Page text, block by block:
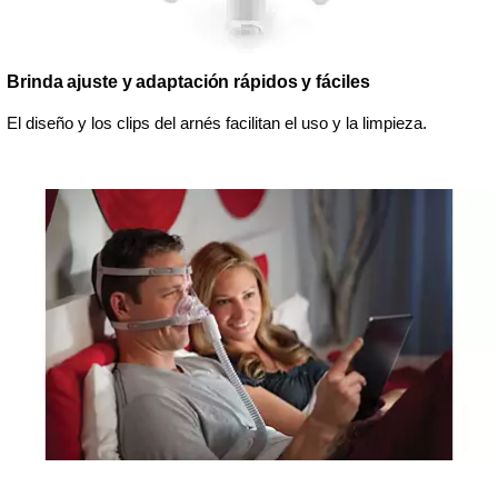
Brinda ajuste y adaptación rápidos y fáciles
El diseño y los clips del arnés facilitan el uso y la limpieza.